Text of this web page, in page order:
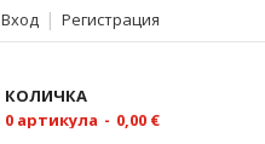
Вход Регистрация
КОЛИЧКА
0 артикула 0,00 €